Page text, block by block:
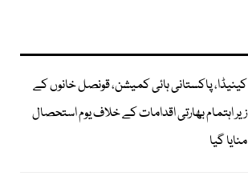
کینیڈا، پاکستانی ہائی کمیشن، قونصل خانوں کے
زیر اہتمام بھارتی اقدامات کے خلاف یوم استحصال
منایا گیا